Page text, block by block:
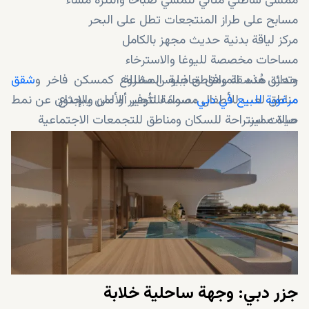
مسابح على طراز المنتجعات تطل على البحر
مركز لياقة بدنية حديث مجهز بالكامل
مساحات مخصصة لليوغا والاسترخاء
حدائق مُنسقة ومناطق جلوس مظللة
مناطق لعب للأطفال مصممة لتوفير الأمان والإبداع
صالات استراحة للسكان ومناطق للتجمعات الاجتماعية
خدمات أمنية وتحكم بالدخول وخدمات الاستقبال على مدار
وتعزز هذه المرافق جاذبية المشروع كمسكن فاخر وشقق
مرغوبة للبيع في دبي، سواءً للتأجير أو لمن يبحثون عن نمط
حياة مميز.
جزر دبي: وجهة ساحلية خلابة